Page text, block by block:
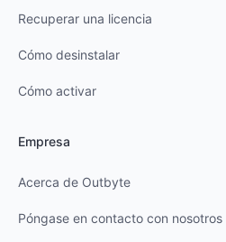
Recuperar una licencia
Cómo desinstalar
Cómo activar
Empresa
Acerca de Outbyte
Póngase en contacto con nosotros